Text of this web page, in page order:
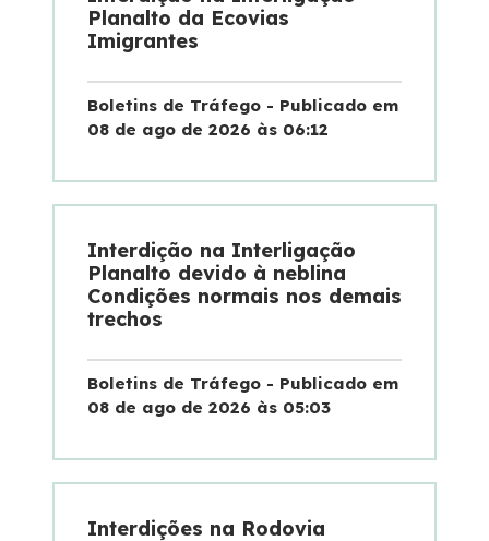
Ouvidoria
Dúvidas
Trabalhe Conosco
Planalto da Ecovias
Imigrantes
Boletins de Tráfego - Publicado em
08 de ago de 2026 às 06:12
Interdição na Interligação
Planalto devido à neblina
Condições normais nos demais
trechos
Boletins de Tráfego - Publicado em
08 de ago de 2026 às 05:03
Interdições na Rodovia